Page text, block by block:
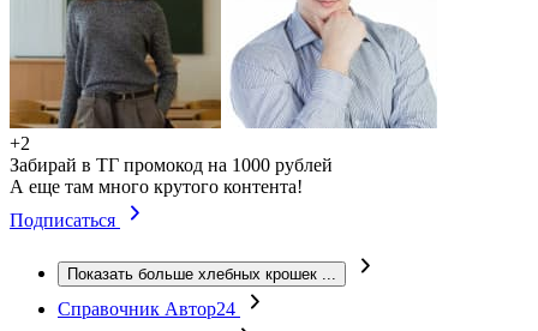
+2
Забирай в ТГ промокод на 1000 рублей
А еще там много крутого контента!
Подписаться
Показать больше хлебных крошек ...
Справочник Автор24